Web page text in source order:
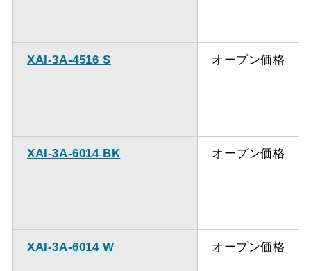
XAI-3A-4516 S オープン価格
XAI-3A-6014 BK オープン価格
XAI-3A-6014 W オープン価格